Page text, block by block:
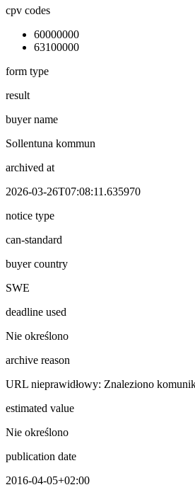
cpv codes
60000000
63100000
form type
result
buyer name
Sollentuna kommun
archived at
2026-03-26T07:08:11.635970
notice type
can-standard
buyer country
SWE
deadline used
Nie określono
archive reason
URL nieprawidłowy: Znaleziono
estimated value
Nie określono
publication date
2016-04-05+02:00